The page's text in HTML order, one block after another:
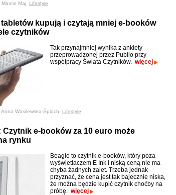
Maj, Lifestyle
tabletów kupują i czytają mniej e-booków
czytników
Tak przynajmniej wynika z ankiety
przeprowadzonej przez Publio przy
współpracy Świata Czytników. więcej
Wasilewska-Śpioch, Lifestyle
Czytnik e-booków za 10 euro może
rynku
Beagle to czytnik e-booków, który poza
wyświetlaczem E Ink i niską ceną nie ma
chyba żadnych zalet. Trzeba jednak
przyznać, że cena jest tak bajecznie niska,
że można będzie kupić czytnik choćby na
próbę. więcej